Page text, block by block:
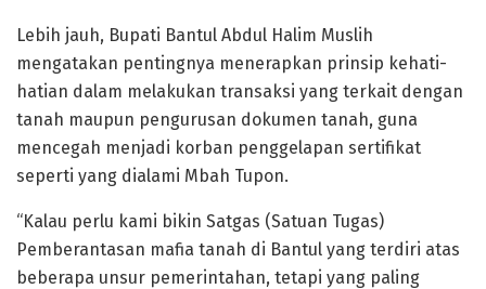
Lebih jauh, Bupati Bantul Abdul Halim Muslih
mengatakan pentingnya menerapkan prinsip kehati-
hatian dalam melakukan transaksi yang terkait dengan
tanah maupun pengurusan dokumen tanah, guna
mencegah menjadi korban penggelapan sertifikat
seperti yang dialami Mbah Tupon.
“Kalau perlu kami bikin Satgas (Satuan Tugas)
Pemberantasan mafia tanah di Bantul yang terdiri atas
beberapa unsur pemerintahan, tetapi yang paling